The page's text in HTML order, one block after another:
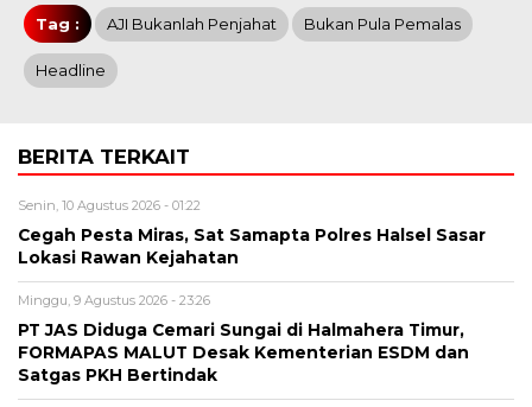
Tag : AJI Bukanlah Penjahat Bukan Pula Pemalas
Headline
BERITA TERKAIT
Senin, 10 Agustus 2026 - 01:22
Cegah Pesta Miras, Sat Samapta Polres Halsel Sasar
Lokasi Rawan Kejahatan
Minggu, 9 Agustus 2026 - 23:26
PT JAS Diduga Cemari Sungai di Halmahera Timur,
FORMAPAS MALUT Desak Kementerian ESDM dan
Satgas PKH Bertindak